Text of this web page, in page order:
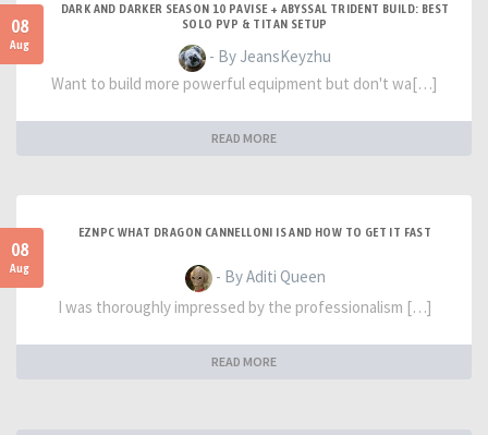
08
Aug
DARK AND DARKER SEASON 10 PAVISE + ABYSSAL TRIDENT BUILD: BEST
SOLO PVP & TITAN SETUP
- By JeansKeyzhu
Want to build more powerful equipment but don't wa[…]
READ MORE
08
Aug
EZNPC WHAT DRAGON CANNELLONI IS AND HOW TO GET IT FAST
- By Aditi Queen
I was thoroughly impressed by the professionalism […]
READ MORE